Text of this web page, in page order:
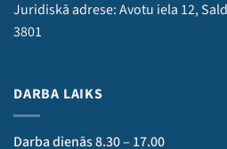
Juridiskā adrese: Avotu iela 12,
3801
DARBA LAIKS
Darba dienās 8.30 – 17.00